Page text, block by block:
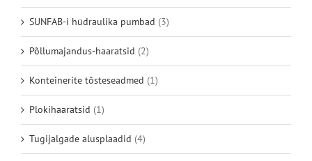
SUNFAB-i hüdraulika pumbad (3)
Põllumajandus-haaratsid (2)
Konteinerite tõsteseadmed (1)
Plokihaaratsid (1)
Tugijalgade alusplaadid (4)